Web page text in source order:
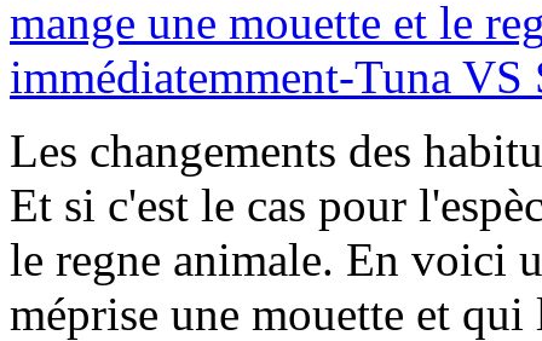
Les changements des
Et si c'est le cas pour
le regne animale. En voici
méprise une mouette et